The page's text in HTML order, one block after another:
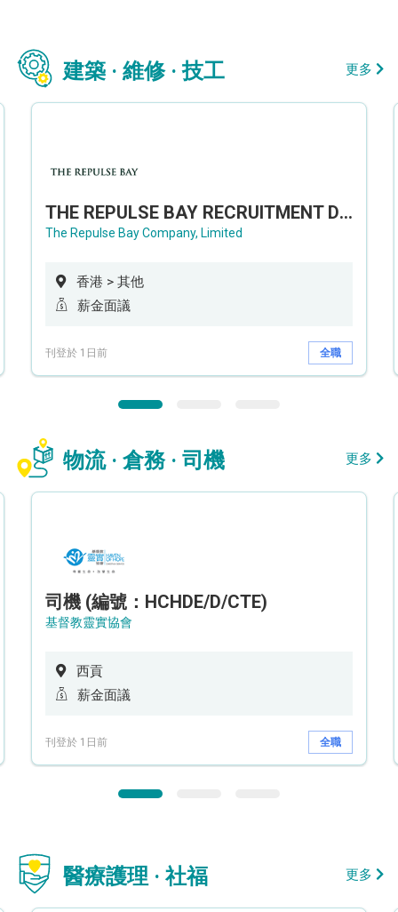
建築 · 維修 · 技工 更多
THE REPULSE BAY RECRUITMENT DAY 淺水灣影灣園人才招聘會
The Repulse Bay Company, Limited
香港 > 其他
薪金面議
刊登於 1日前 全職
物流 · 倉務 · 司機 更多
司機 (編號：HCHDE/D/CTE)
基督教靈實協會
西貢
薪金面議
刊登於 1日前 全職
醫療護理 · 社福 更多